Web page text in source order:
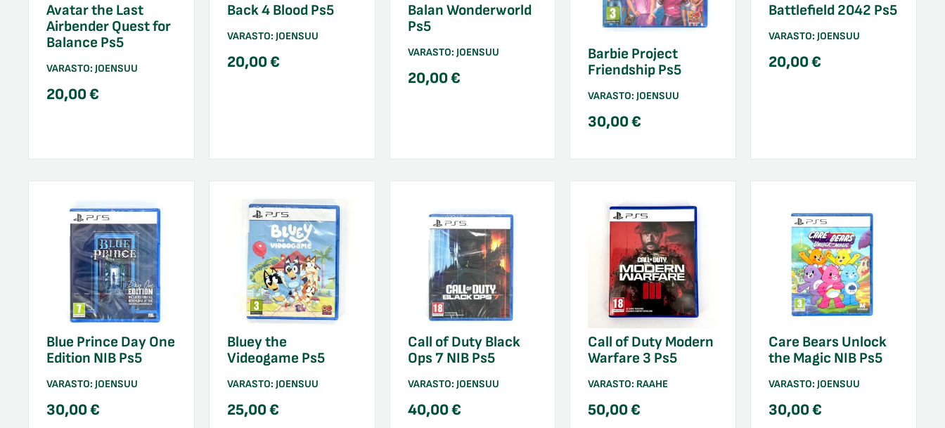
Avatar the Last
Airbender Quest for
Balance Ps5
VARASTO: JOENSUU
20,00€
Back 4 Blood Ps5
VARASTO: JOENSUU
20,00€
Balan Wonderworld
Ps5
VARASTO: JOENSUU
20,00€
Barbie Project
Friendship Ps5
VARASTO: JOENSUU
30,00€
Battlefield 2042 Ps5
VARASTO:JOENSUU
20,00€
Blue Prince Day One
Edition NIB Ps5
VARASTO: JOENSUU
30,00€
Bluey the
Videogame Ps5
VARASTO: JOENSUU
25,00€
Call of Duty Black
Ops 7 NIB Ps5
VARASTO: JOENSUU
40,00€
Call of Duty Modern
Warfare 3 Ps5
VARASTO: RAAHE
50,00€
Care Bears Unlock
the Magic NIB Ps5
VARASTO:JOENSUU
30,00€